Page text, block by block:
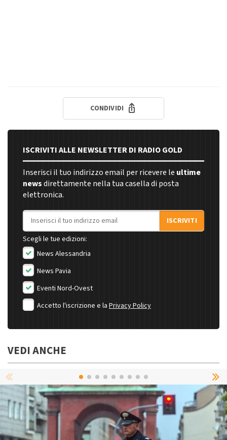
CONDIVIDI
ISCRIVITI ALLE NEWSLETTER DI RADIO GOLD
Inserisci il tuo indirizzo email per ricevere le ultime
newsdirettamente nella tua casella di posta
elettronica.
Indirizzo email
ISCRIVITI
Scegli le tue edizioni:
News Alessandria
News Pavia
Eventi Nord-Ovest
Accetto l'iscrizione e la Privacy Policy
VEDI ANCHE